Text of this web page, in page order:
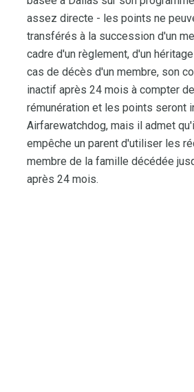
assez directe - les points ne
transférés à la succession d'un
cadre d'un règlement, d'un
cas de décès d'un membre, son
inactif après 24 mois à compter
rémunération et les points seront
Airfarewatchdog, mais il admet
empêche un parent d'utiliser les
membre de la famille décédée
après 24 mois.